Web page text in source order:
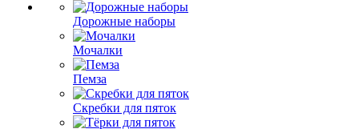
Дорожные наборы
Мочалки
Пемза
Скребки для пяток